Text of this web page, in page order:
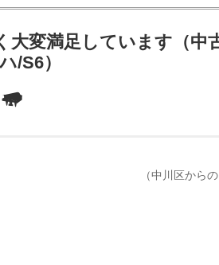
変満足しています（中
/S6）
（中川区から